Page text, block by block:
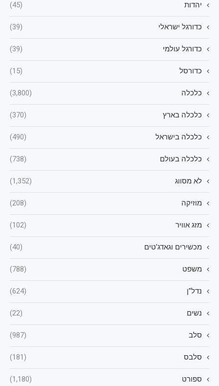
יהדות (45)
כדורגל ישראלי (39)
כדורגל עולמי (39)
כדורסל (15)
כלכלה (3,800)
כלכלה בארץ (370)
כלכלה בישראל (490)
כלכלה בעולם (738)
לא מסווג (1,352)
מוזיקה (208)
מזג אוויר (102)
מכשירים וגאדג'טים (40)
משפט (788)
נדל"ן (624)
נשים (22)
סלב (987)
סלבס (181)
ספורט (1,180)